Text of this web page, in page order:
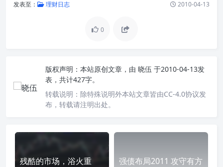
发表至： 理财日志 2010-04-13
0
版权声明： 本站原创文章，由 晓伍 于2010-04-13发
表，共计427字。
转载说明： 除特殊说明外本站文章皆由CC-4.0协议发
布，转载请注明出处。
残酷的市场，浴火重
强债布局2011 攻守有方